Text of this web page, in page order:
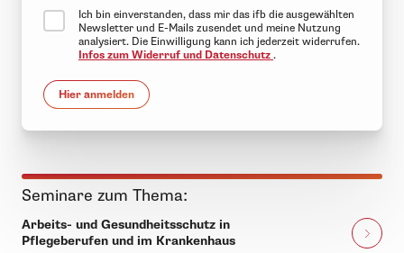
Ich bin einverstanden, dass mir das ifb die ausgewählten
Newsletter und E-Mails zusendet und meine Nutzung
analysiert. Die Einwilligung kann ich jederzeit widerrufen.
Infos zum Widerruf und Datenschutz .
Hier anmelden
Seminare zum Thema:
Arbeits- und Gesundheitsschutz in
Pflegeberufen und im Krankenhaus